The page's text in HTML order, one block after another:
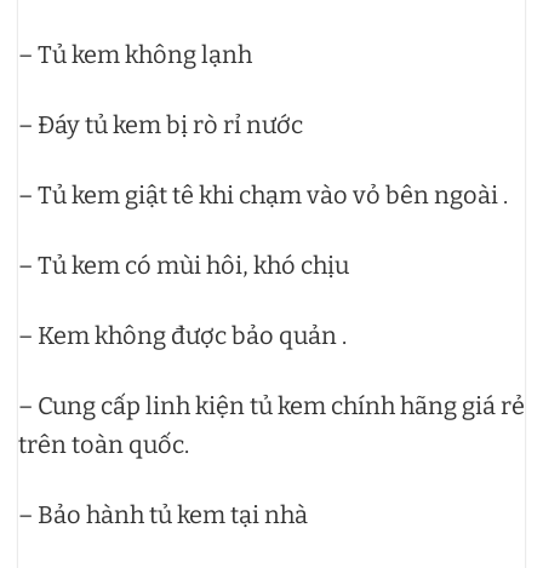
– Tủ kem không lạnh
– Đáy tủ kem bị rò rỉ nước
– Tủ kem giật tê khi chạm vào vỏ bên ngoài .
– Tủ kem có mùi hôi, khó chịu
– Kem không được bảo quản .
– Cung cấp linh kiện tủ kem chính hãng giá rẻ
trên toàn quốc.
– Bảo hành tủ kem tại nhà